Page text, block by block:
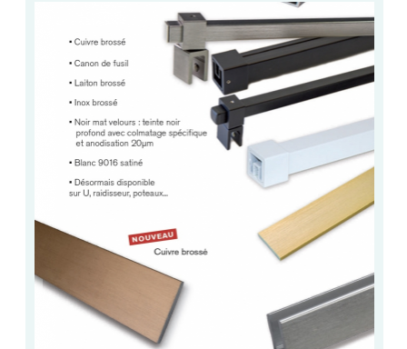
VERRE FEUILLETÉ/TREMPÉ
DALLE DE SOL EN VERRE
PORTE EN VERRE
GARDE CORPS EN VERRE
VERRIÈRE TYPE ATELIER
PLEXIGLAS PMMA
DOUBLE VITRAGE
ACCESSOIRES & QUINCAILLERIE